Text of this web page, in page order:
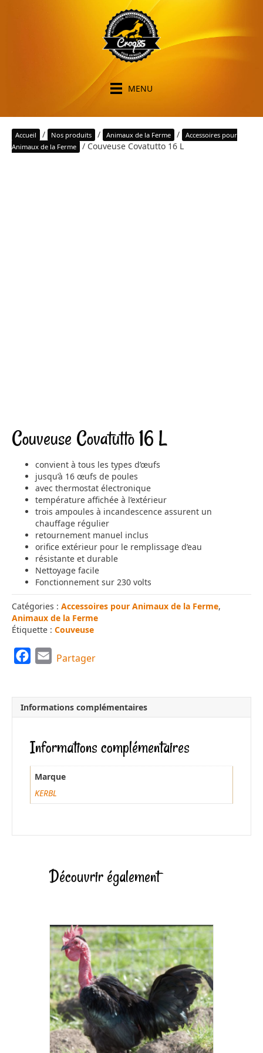
MENU
Accueil / Nos produits / Animaux de la Ferme /
Accessoires pour
Animaux de la Ferme
/ Couveuse Covatutto 16 L
Couveuse Covatutto 16 L
convient à tous les types d’œufs
jusqu’à 16 œufs de poules
avec thermostat électronique
température affichée à l’extérieur
trois ampoules à incandescence assurent un
chauffage régulier
retournement manuel inclus
orifice extérieur pour le remplissage d’eau
résistante et durable
Nettoyage facile
Fonctionnement sur 230 volts
Catégories : Accessoires pour Animaux de la Ferme,
Animaux de la Ferme
Étiquette : Couveuse
e
b
o
o
k
i
l
Partager
Informations complémentaires
Informations complémentaires
Marque
KERBL
Découvrir également